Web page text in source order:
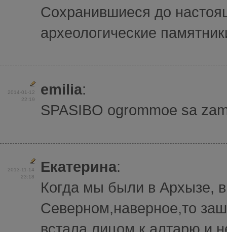
Сохранившиеся до
археологические
2014-01-12
22:19
emilia:
SPASIBO ogrommoe sa
2013-11-14
23:18
Екатерина:
Когда мы были в Архызе,
Северном,наверное,то